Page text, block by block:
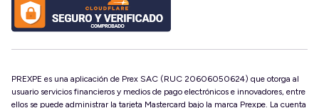
PREXPE es una aplicación de Prex SAC (RUC 20606050624) que otorga al
usuario servicios financieros y medios de pago electrónicos e innovadores, entre
ellos se puede administrar la tarjeta Mastercard bajo la marca Prexpe. La cuenta